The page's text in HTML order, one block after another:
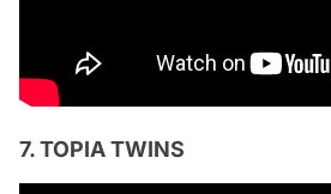
7. TOPIA TWINS